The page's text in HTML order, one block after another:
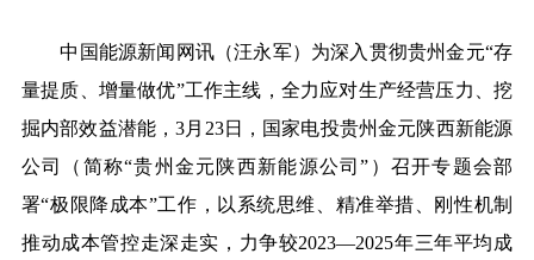
中国能源新闻网讯（汪永军） 为深入贯彻贵州金元“存
量提质、增量做优”工作主线，全力应对生产经营压力、挖
掘内部效益潜能，3月23日，国家电投贵州金元陕西新能源
公司（简称“贵州金元陕西新能源公司”）召开专题会部
署“极限降成本”工作，以系统思维、精准举措、刚性机制
推动成本管控走深走实，力争较2023—2025年三年平均成